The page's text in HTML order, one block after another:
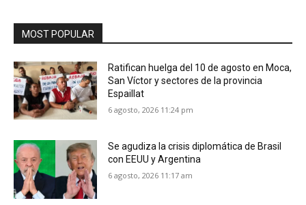
MOST POPULAR
Ratifican huelga del 10 de agosto en Moca,
San Víctor y sectores de la provincia
Espaillat
6 agosto, 2026 11:24 pm
Se agudiza la crisis diplomática de Brasil
con EEUU y Argentina
6 agosto, 2026 11:17 am